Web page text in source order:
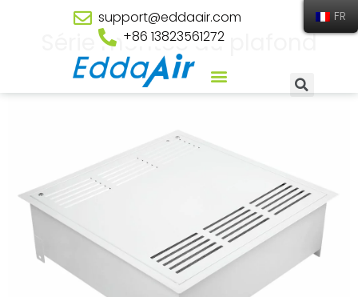
support@eddaair.com
+86 13823561272
Série montée au plafond
FR